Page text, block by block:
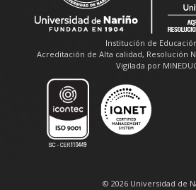
Institución de
Acreditación de Alta calidad, Resolución
Vigilada por
© 2026 Universidad de